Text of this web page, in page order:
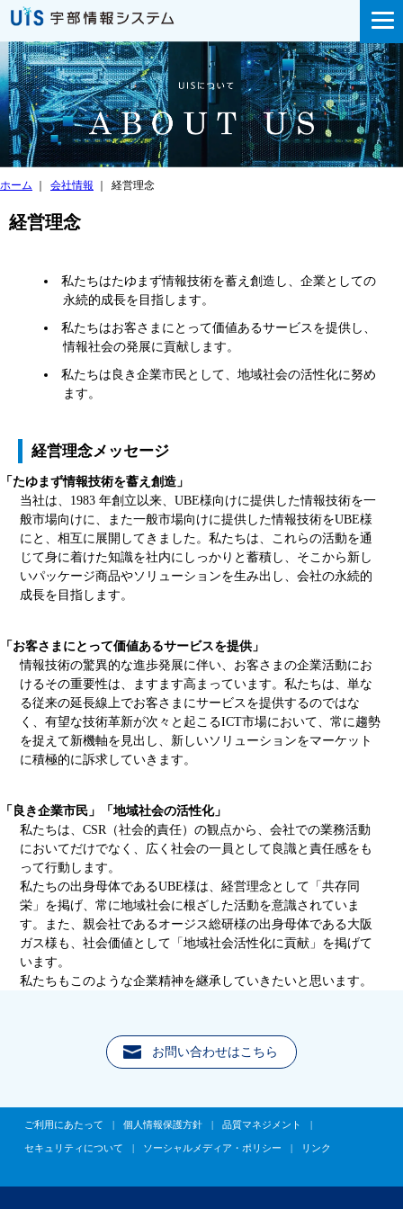
ホーム 会社情報 経営理念
経営理念
私たちはたゆまず情報技術を蓄え創造し、企業としての
永続的成長を目指します。
私たちはお客さまにとって価値あるサービスを提供し、
情報社会の発展に貢献します。
私たちは良き企業市民として、地域社会の活性化に努め
ます。
経営理念メッセージ
「たゆまず情報技術を蓄え創造」
当社は、1983 年創立以来、UBE様向けに提供した情報技術を一
般市場向けに、また一般市場向けに提供した情報技術をUBE様
にと、相互に展開してきました。私たちは、これらの活動を通
じて身に着けた知識を社内にしっかりと蓄積し、そこから新し
いパッケージ商品やソリューションを生み出し、会社の永続的
成長を目指します。
「お客さまにとって価値あるサービスを提供」
情報技術の驚異的な進歩発展に伴い、お客さまの企業活動にお
けるその重要性は、ますます高まっています。私たちは、単な
る従来の延長線上でお客さまにサービスを提供するのではな
く、有望な技術革新が次々と起こるICT市場において、常に趨勢
を捉えて新機軸を見出し、新しいソリューションをマーケット
に積極的に訴求していきます。
「良き企業市民」「地域社会の活性化」
私たちは、CSR（社会的責任）の観点から、会社での業務活動
においてだけでなく、広く社会の一員として良識と責任感をも
って行動します。
私たちの出身母体であるUBE様は、経営理念として「共存同
栄」を掲げ、常に地域社会に根ざした活動を意識されていま
す。また、親会社であるオージス総研様の出身母体である大阪
ガス様も、社会価値として「地域社会活性化に貢献」を掲げて
います。
私たちもこのような企業精神を継承していきたいと思います。
お問い合わせはこちら
ご利用にあたって 個人情報保護方針 品質マネジメント
セキュリティについて ソーシャルメディア・ポリシー リンク